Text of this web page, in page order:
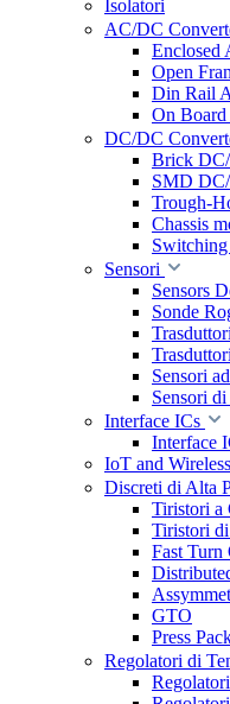
Isolatori
AC/DC
Enclosed
Open
Din Rail
On
DC/DC
Brick
SMD
Trough-
Chassis
Sensori
Sensors
Sonde
Sensori
Sensori
Interface ICs
Interface
IoT and
Discreti di Alta
Tiristori a
Tiristori
Fast
GTO
Press
Regolatori di